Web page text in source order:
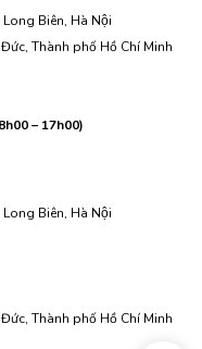
Biên, Hà Nội
Thành phố Hồ Chí Minh
– 17h00)
Biên, Hà Nội
Thành phố Hồ Chí Minh